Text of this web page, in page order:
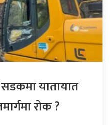
यातायात
रोक ?